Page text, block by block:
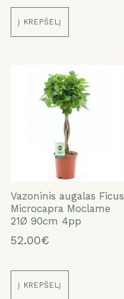
Į KREPŠELĮ
Vazoninis augalas Ficus
Microcapra Moclame
21Ø 90cm 4pp
52.00€
Į KREPŠELĮ